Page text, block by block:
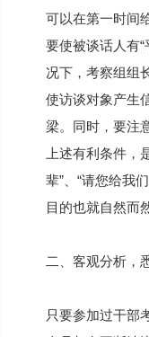
可以在第一时间
要使被谈话人有
况下，考察组组
使访谈对象产生
梁。同时，要注
上述有利条件，
辈”、“请您给我
目的也就自然而
二、客观分析，
只要参加过干部